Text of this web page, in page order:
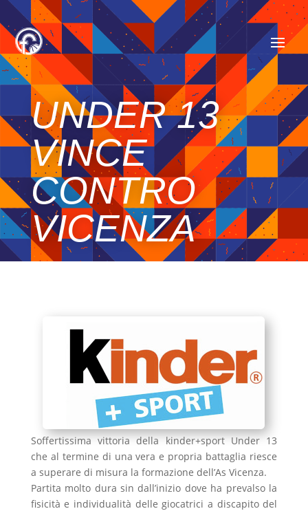
UNDER 13
VINCE
CONTRO
VICENZA
Soffertissima vittoria della kinder+sport Under 13
che al termine di una vera e propria battaglia riesce
a superare di misura la formazione dell’As Vicenza.
Partita molto dura sin dall’inizio dove ha prevalso la
fisicità e individualità delle giocatrici a discapito del